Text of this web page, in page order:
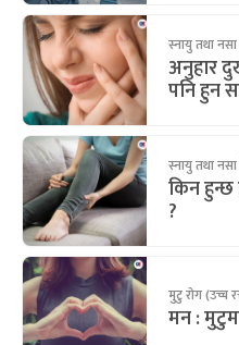
स्नायु तथा नसा
अनुहार
पनि हुन
स्नायु तथा नसा
किन
?
मुटु रोग (उच्च
मन :